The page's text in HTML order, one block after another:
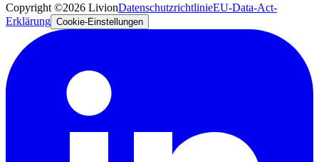
Copyright ©2026 LivionDatenschutzrichtlinieEU-Data-Act-
Erklärung Cookie-Einstellungen